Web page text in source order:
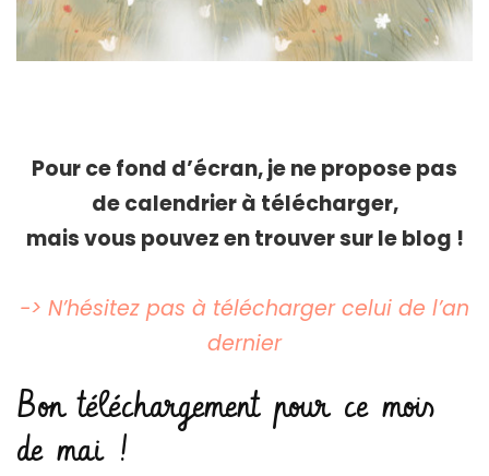
Pour ce fond d’écran, je ne propose pas
de calendrier à télécharger,
mais vous pouvez en trouver sur le blog !
-> N’hésitez pas à télécharger celui de l’an
dernier
Bon téléchargement pour ce mois
de mai !